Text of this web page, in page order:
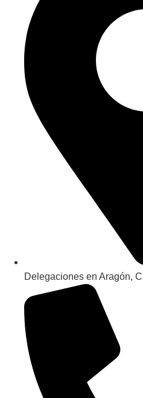
Delegaciones en Aragón,